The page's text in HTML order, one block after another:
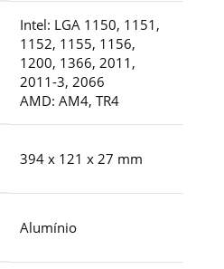
Intel: LGA 1150, 1151,
1152, 1155, 1156,
1200, 1366, 2011,
2011-3, 2066
AMD: AM4, TR4
394 x 121 x 27 mm
Alumínio